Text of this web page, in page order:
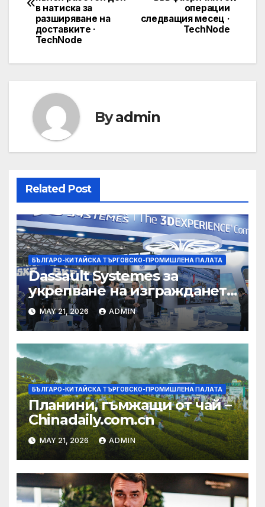
операции
следващия месец ·
TechNode
в натиска за
разширяване на
доставките ·
TechNode
Byadmin
Related Post
БЪЛГАРО-КИТАЙСКА ТЪРГОВСКО-ПРОМИШЛЕНА ПАЛАТА
Dassault Systemes за
укрепване на изграждането
на AI екосистема в Китай
MAY 21, 2026 ADMIN
БЪЛГАРО-КИТАЙСКА ТЪРГОВСКО-ПРОМИШЛЕНА ПАЛАТА
Планини, гъмжащи от чай –
Chinadaily.com.cn
MAY 21, 2026 ADMIN